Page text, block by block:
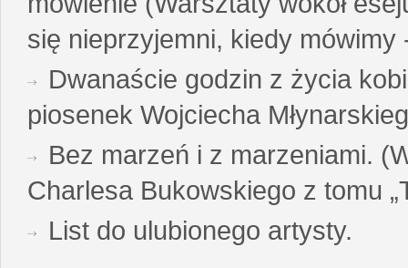
się nieprzyjemni, kiedy mówimy
Dwanaście godzin z życia
piosenek Wojciecha
Bez marzeń i z marzeniami.
Charlesa Bukowskiego z tomu
List do ulubionego artysty.